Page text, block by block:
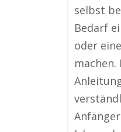
selbst
Bedarf
oder